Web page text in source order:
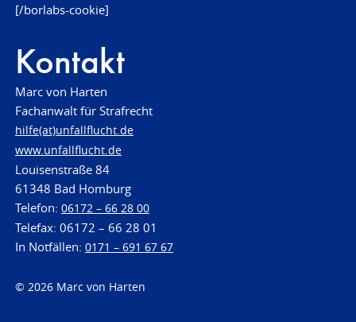
[/borlabs-cookie]
Kontakt
Marc von Harten
Fachanwalt für Strafrecht
hilfe(at)unfallflucht.de
www.unfallflucht.de
Louisenstraße 84
61348 Bad Homburg
Telefon: 06172 – 66 28 00
Telefax: 06172 – 66 28 01
In Notfällen: 0171 – 691 67 67
© 2026 Marc von Harten